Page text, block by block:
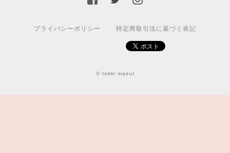
プライバシーポリシー 特定商取引法に基づく表記
© tokki maeul